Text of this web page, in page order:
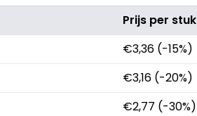
Prijs per stuk
€3,36 (-15%)
€3,16 (-20%)
€2,77 (-30%)